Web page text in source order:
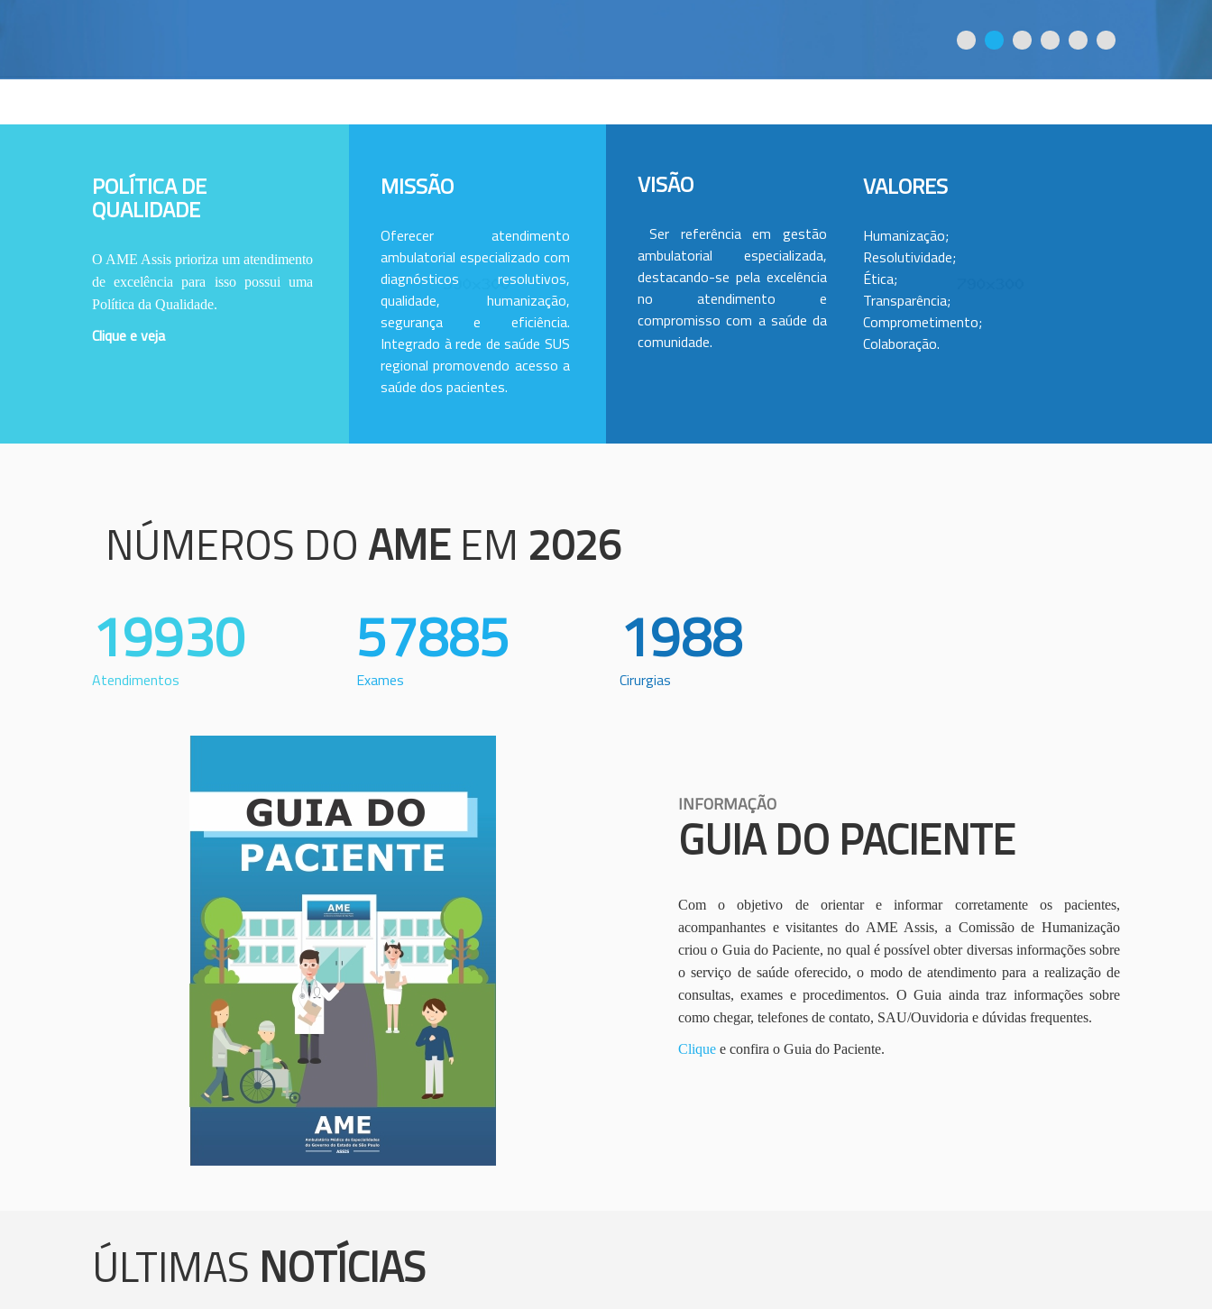
POLÍTICA DE
QUALIDADE
O AME Assis prioriza um atendimento
de excelência para isso possui uma
Política da Qualidade.
Clique e veja
MISSÃO
Oferecer atendimento
ambulatorial especializado com
diagnósticos resolutivos,
qualidade, humanização,
segurança e eficiência.
Integrado à rede de saúde SUS
regional promovendo acesso a
saúde dos pacientes.
VISÃO
Ser referência em gestão
ambulatorial especializada,
destacando-se pela excelência
no atendimento e
compromisso com a saúde da
comunidade.
VALORES
Humanização;
Resolutividade;
Ética;
Transparência;
Comprometimento;
Colaboração.
NÚMEROS DO AME EM 2026
19930
Atendimentos
57885
Exames
1988
Cirurgias
INFORMAÇÃO
GUIA DO PACIENTE
Com o objetivo de orientar e informar corretamente os pacientes,
acompanhantes e visitantes do AME Assis, a Comissão de Humanização
criou o Guia do Paciente, no qual é possível obter diversas informações sobre
o serviço de saúde oferecido, o modo de atendimento para a realização de
consultas, exames e procedimentos. O Guia ainda traz informações sobre
como chegar, telefones de contato, SAU/Ouvidoria e dúvidas frequentes.
Clique e confira o Guia do Paciente.
ÚLTIMAS NOTÍCIAS